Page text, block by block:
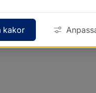
kakor